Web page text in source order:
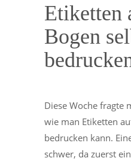
Etiketten
Bogen
Diese Woche fragte
wie man Etiketten
bedrucken kann.
schwer, da zuerst